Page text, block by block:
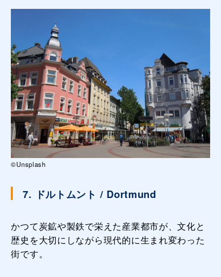
©Unsplash
7. ドルトムント / Dortmund
かつて炭鉱や製鉄で栄えた産業都市が、文化と
歴史を大切にしながら現代的に生まれ変わった
街です。